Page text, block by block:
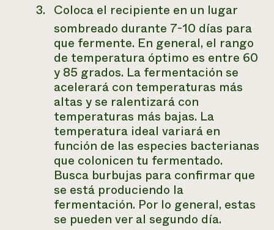
Coloca el recipiente en un lugar
sombreado durante 7-10 días para
que fermente. En general, el rango
de temperatura óptimo es entre 60
y 85 grados. La fermentación se
acelerará con temperaturas más
altas y se ralentizará con
temperaturas más bajas. La
temperatura ideal variará en
función de las especies bacterianas
que colonicen tu fermentado.
Busca burbujas para confirmar que
se está produciendo la
fermentación. Por lo general, estas
se pueden ver al segundo día.